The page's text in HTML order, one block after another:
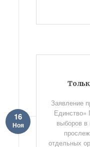
16
Ноя
Заявление
Единство»
выборов в
отдельных